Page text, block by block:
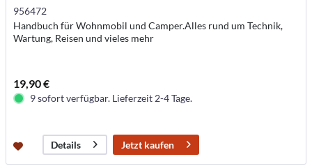
956472
Handbuch für Wohnmobil und Camper.Alles rund um Technik,
Wartung, Reisen und vieles mehr
19,90 €
9 sofort verfügbar. Lieferzeit 2-4 Tage.
Details Jetzt kaufen